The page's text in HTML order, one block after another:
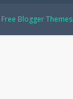
Free Blogger Themes